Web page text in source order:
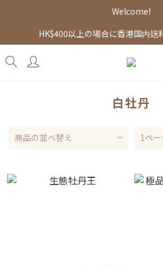
Welcome!
HK$400以上の場合に香港国内送
白牡丹
商品の並べ替え 1ペ